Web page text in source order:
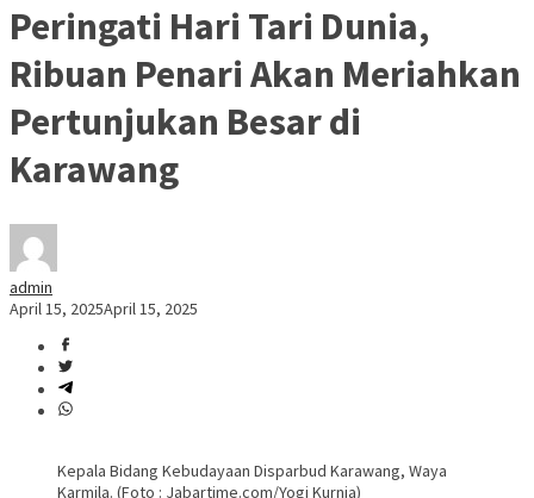
Peringati Hari Tari Dunia,
Ribuan Penari Akan Meriahkan
Pertunjukan Besar di
Karawang
admin
April 15, 2025April 15, 2025
Kepala Bidang Kebudayaan Disparbud Karawang, Waya
Karmila. (Foto : Jabartime.com/Yogi Kurnia)